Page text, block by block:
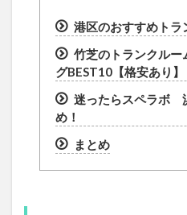
港区のおすすめトラ
竹芝のトランクル
グBEST10【格安あり】
迷ったらスペラボ
め！
まとめ